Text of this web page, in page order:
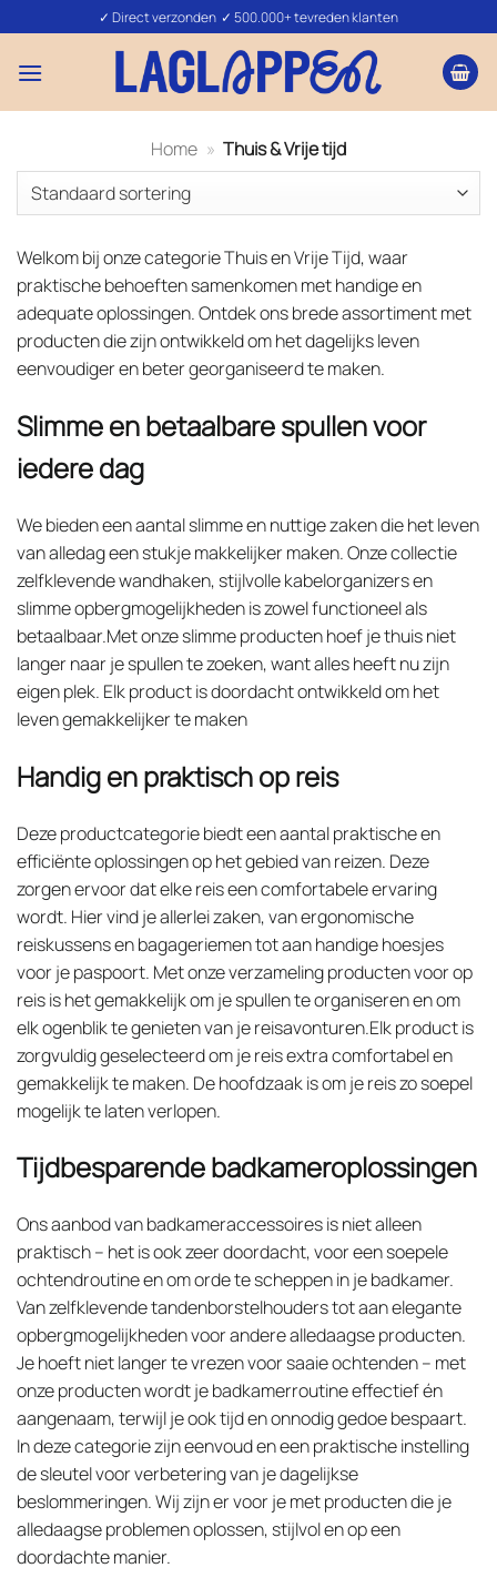
naar
inhoud
✓ Direct verzonden ✓ 500.000+ tevreden klanten
Home » Thuis & Vrije tijd
Welkom bij onze categorie Thuis en Vrije Tijd, waar
praktische behoeften samenkomen met handige en
adequate oplossingen. Ontdek ons brede assortiment met
producten die zijn ontwikkeld om het dagelijks leven
eenvoudiger en beter georganiseerd te maken.
Slimme en betaalbare spullen voor
iedere dag
We bieden een aantal slimme en nuttige zaken die het leven
van alledag een stukje makkelijker maken. Onze collectie
zelfklevende wandhaken, stijlvolle kabelorganizers en
slimme opbergmogelijkheden is zowel functioneel als
betaalbaar.Met onze slimme producten hoef je thuis niet
langer naar je spullen te zoeken, want alles heeft nu zijn
eigen plek. Elk product is doordacht ontwikkeld om het
leven gemakkelijker te maken
Handig en praktisch op reis
Deze productcategorie biedt een aantal praktische en
efficiënte oplossingen op het gebied van reizen. Deze
zorgen ervoor dat elke reis een comfortabele ervaring
wordt. Hier vind je allerlei zaken, van ergonomische
reiskussens en bagageriemen tot aan handige hoesjes
voor je paspoort. Met onze verzameling producten voor op
reis is het gemakkelijk om je spullen te organiseren en om
elk ogenblik te genieten van je reisavonturen.Elk product is
zorgvuldig geselecteerd om je reis extra comfortabel en
gemakkelijk te maken. De hoofdzaak is om je reis zo soepel
mogelijk te laten verlopen.
Tijdbesparende badkameroplossingen
Ons aanbod van badkameraccessoires is niet alleen
praktisch – het is ook zeer doordacht, voor een soepele
ochtendroutine en om orde te scheppen in je badkamer.
Van zelfklevende tandenborstelhouders tot aan elegante
opbergmogelijkheden voor andere alledaagse producten.
Je hoeft niet langer te vrezen voor saaie ochtenden – met
onze producten wordt je badkamerroutine effectief én
aangenaam, terwijl je ook tijd en onnodig gedoe bespaart.
In deze categorie zijn eenvoud en een praktische instelling
de sleutel voor verbetering van je dagelijkse
beslommeringen. Wij zijn er voor je met producten die je
alledaagse problemen oplossen, stijlvol en op een
doordachte manier.